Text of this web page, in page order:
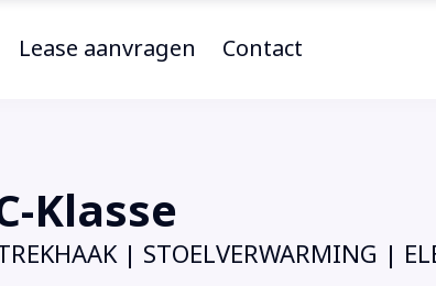
Lease aanvragen Contact
Klasse
| STOELVERWARMING |